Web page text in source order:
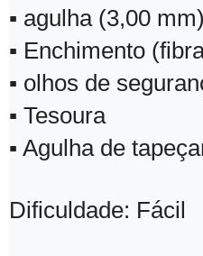
▪ agulha (3,00 mm)
▪ Enchimento
▪ olhos de
▪ Tesoura
▪ Agulha de
Dificuldade: Fácil